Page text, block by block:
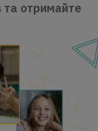
та отримайте